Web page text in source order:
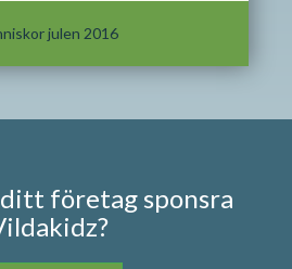
julen 2016
företag sponsra